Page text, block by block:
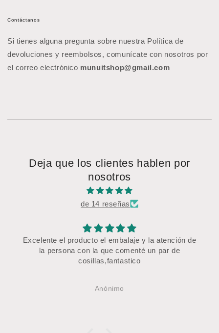
Contáctanos
Si tienes alguna pregunta sobre nuestra Política de
devoluciones y reembolsos, comunícate con nosotros por
el correo electrónico munuitshop@gmail.com
Deja que los clientes hablen por
nosotros
de 14 reseñas
Excelente el producto el embalaje y la atención de
la persona con la que comenté un par de
cosillas,fantastico
Anónimo